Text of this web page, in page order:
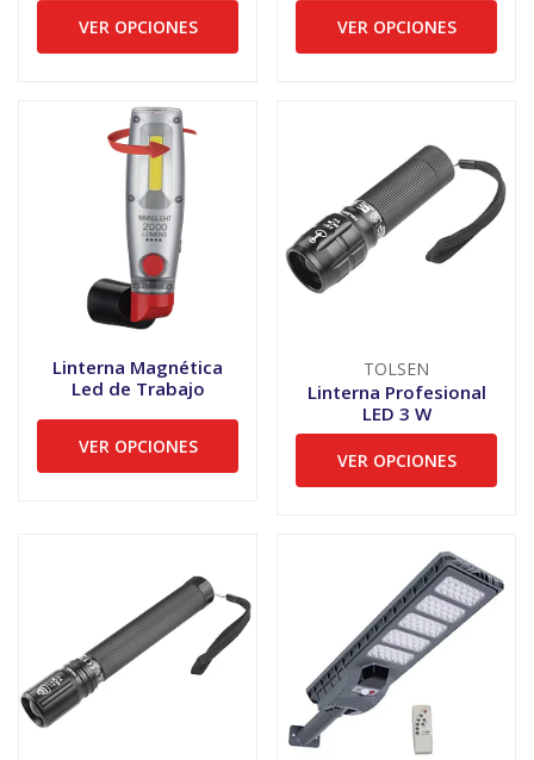
VER OPCIONES VER OPCIONES
Linterna Magnética
Led de Trabajo
VER OPCIONES
TOLSEN
Linterna Profesional
LED 3 W
VER OPCIONES